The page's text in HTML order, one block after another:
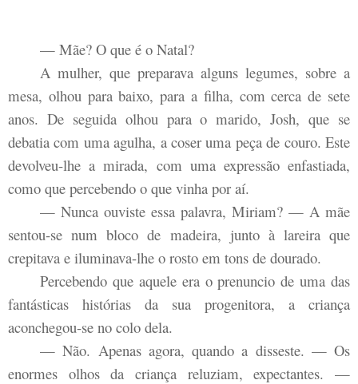
— Mãe? O que é o Natal?
A mulher, que preparava alguns legumes, sobre a
mesa, olhou para baixo, para a filha, com cerca de sete
anos. De seguida olhou para o marido, Josh, que se
debatia com uma agulha, a coser uma peça de couro. Este
devolveu-lhe a mirada, com uma expressão enfastiada,
como que percebendo o que vinha por aí.
— Nunca ouviste essa palavra, Miriam? — A mãe
sentou-se num bloco de madeira, junto à lareira que
crepitava e iluminava-lhe o rosto em tons de dourado.
Percebendo que aquele era o prenuncio de uma das
fantásticas histórias da sua progenitora, a criança
aconchegou-se no colo dela.
— Não. Apenas agora, quando a disseste. — Os
enormes olhos da criança reluziam, expectantes. —